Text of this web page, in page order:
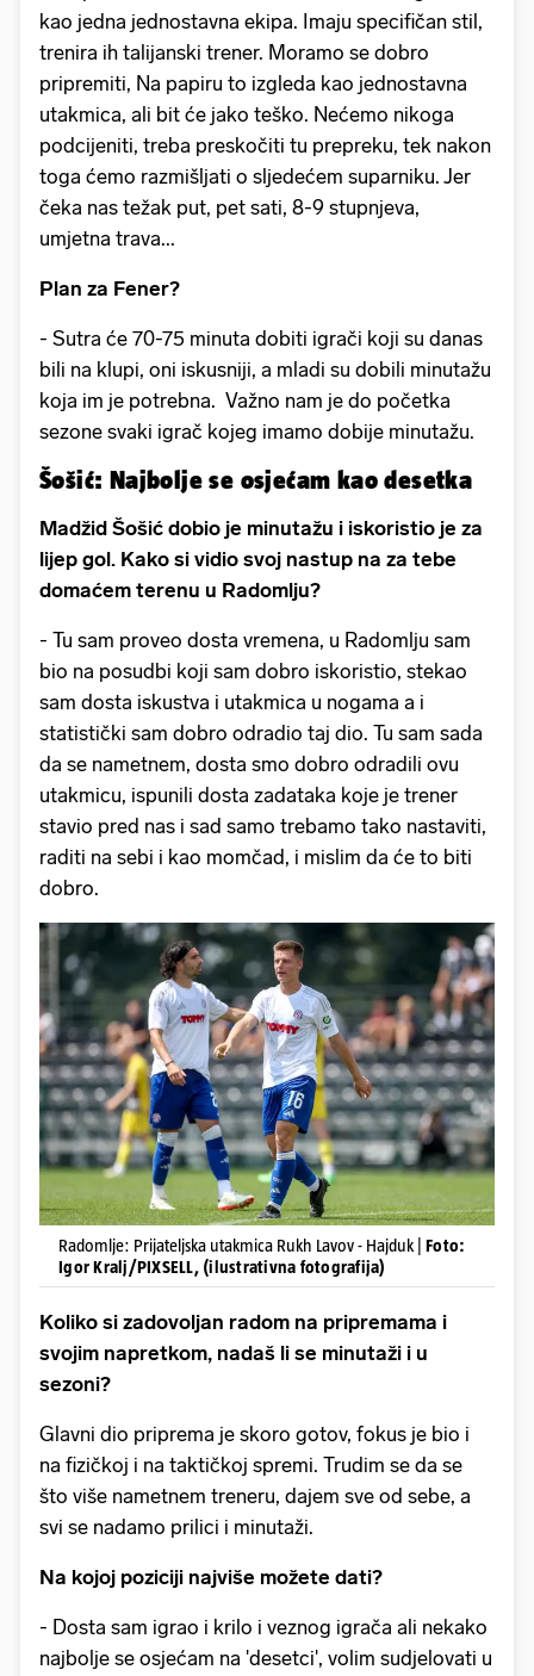
kao jedna jednostavna ekipa. Imaju specifičan stil,
trenira ih talijanski trener. Moramo se dobro
pripremiti, Na papiru to izgleda kao jednostavna
utakmica, ali bit će jako teško. Nećemo nikoga
podcijeniti, treba preskočiti tu prepreku, tek nakon
toga ćemo razmišljati o sljedećem suparniku. Jer
čeka nas težak put, pet sati, 8-9 stupnjeva,
umjetna trava...
Plan za Fener?
- Sutra će 70-75 minuta dobiti igrači koji su danas
bili na klupi, oni iskusniji, a mladi su dobili minutažu
koja im je potrebna. Važno nam je do početka
sezone svaki igrač kojeg imamo dobije minutažu.
Šošić: Najbolje se osjećam kao desetka
Madžid Šošić dobio je minutažu i iskoristio je za
lijep gol. Kako si vidio svoj nastup na za tebe
domaćem terenu u Radomlju?
- Tu sam proveo dosta vremena, u Radomlju sam
bio na posudbi koji sam dobro iskoristio, stekao
sam dosta iskustva i utakmica u nogama a i
statistički sam dobro odradio taj dio. Tu sam sada
da se nametnem, dosta smo dobro odradili ovu
utakmicu, ispunili dosta zadataka koje je trener
stavio pred nas i sad samo trebamo tako nastaviti,
raditi na sebi i kao momčad, i mislim da će to biti
dobro.
Radomlje: Prijateljska utakmica Rukh Lavov - Hajduk | Foto:
Igor Kralj/PIXSELL, (ilustrativna fotografija)
Koliko si zadovoljan radom na pripremama i
svojim napretkom, nadaš li se minutaži i u
sezoni?
Glavni dio priprema je skoro gotov, fokus je bio i
na fizičkoj i na taktičkoj spremi. Trudim se da se
što više nametnem treneru, dajem sve od sebe, a
svi se nadamo prilici i minutaži.
Na kojoj poziciji najviše možete dati?
- Dosta sam igrao i krilo i veznog igrača ali nekako
najbolje se osjećam na 'desetci', volim sudjelovati u